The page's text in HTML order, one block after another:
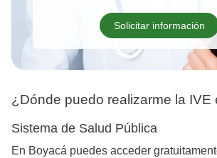
Solicitar información
¿Dónde puedo realizarme la IVE
Sistema de Salud Pública
En Boyacá puedes acceder